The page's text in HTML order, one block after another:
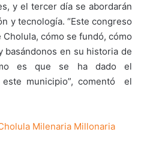
y el tercer día se abordarán
y tecnología. “Este congreso
cómo se fundó, cómo
en su historia de
es que se ha dado el
municipio”, comentó el
Milenaria Millonaria